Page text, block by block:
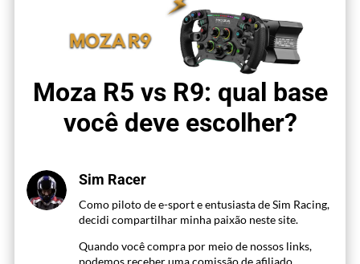
Moza R5 vs R9: qual base
Sim Racer
Como piloto de e-sport e entusiasta de Sim Racing,
decidi compartilhar minha paixão neste site.